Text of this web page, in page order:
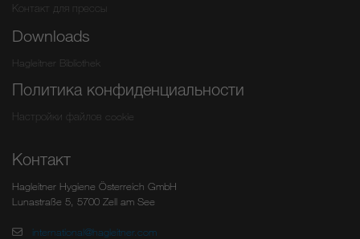
Контакт для прессы
Downloads
Hagleitner Bibliothek
Политика конфиденциальности
Настройки файлов cookie
Контакт
Hagleitner Hygiene Österreich GmbH
Lunastraße 5, 5700 Zell am See
international@hagleitner.com